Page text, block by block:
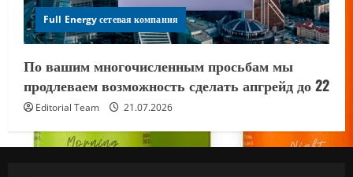
Full Energy сетевая компания
По вашим многочисленным просьбам мы
продлеваем возможность сделать апгрейд до 22
Editorial Team 21.07.2026